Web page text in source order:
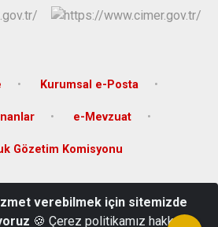
Kurumsal e-Posta
e-Mevzuat
Gözetim Komisyonu
Çamaş/ORDU
verebilmek için sitemizde
🍪 Çerez politikamız hakkında